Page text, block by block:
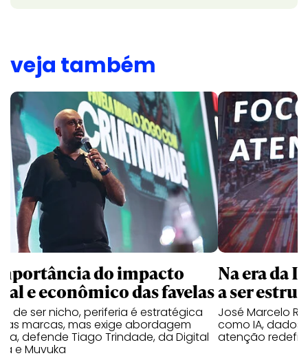
veja também
do impacto
e econômico das favelas
de ser nicho, periferia é estratégica
as marcas, mas exige abordagem
defende Tiago Trindade, da Digital
e Muvuka
Na era da
a ser
José Marcelo
como IA,
atenção